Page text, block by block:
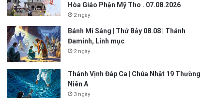
Hòa Giáo Phận Mỹ Tho . 07.08.2026
2 ngày
Bánh Mì Sáng | Thứ Bảy 08.08 | Thánh
Đaminh, Linh mục
2 ngày
Thánh Vịnh Đáp Ca | Chúa Nhật 19 Thường
Niên A
3 ngày